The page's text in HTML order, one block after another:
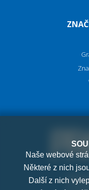
K
Naše webové
Některé z nich
Další z nich